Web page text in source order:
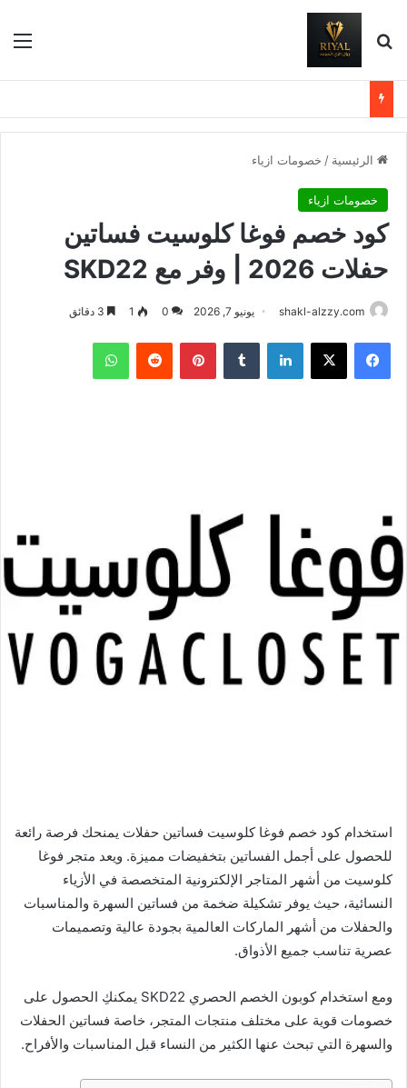
بحث عن
الرئيسية / خصومات ازياء
خصومات ازياء
كود خصم فوغا كلوسيت فساتين
حفلات 2026 | وفر مع SKD22
shakl-alzzy.com يونيو 7, 2026 0
1
فيسبوك X لينكدإن بينتيريست واتساب
استخدام كود خصم فوغا كلوسيت فساتين حفلات يمنحك فرصة رائعة
للحصول على أجمل الفساتين بتخفيضات مميزة. ويعد متجر فوغا
كلوسيت من أشهر المتاجر الإلكترونية المتخصصة في الأزياء
النسائية، حيث يوفر تشكيلة ضخمة من فساتين السهرة والمناسبات
والحفلات من أشهر الماركات العالمية بجودة عالية وتصميمات
عصرية تناسب جميع الأذواق.
ومع استخدام كوبون الخصم الحصري SKD22 يمكنكِ الحصول على
خصومات قوية على مختلف منتجات المتجر، خاصة فساتين الحفلات
والسهرة التي تبحث عنها الكثير من النساء قبل المناسبات والأفراح.